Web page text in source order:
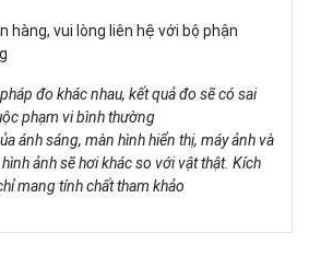
hàng, vui lòng liên hệ với bộ phận
đo khác nhau, kết quả đo sẽ có sai
phạm vi bình thường
ánh sáng, màn hình hiển thị, máy ảnh và
ảnh sẽ hơi khác so với vật thật. Kích
mang tính chất tham khảo